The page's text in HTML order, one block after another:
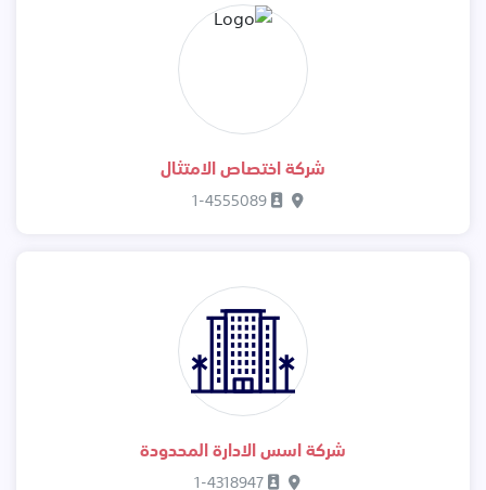
شركة اختصاص الامتثال
1-4555089
شركة اسس الادارة المحدودة